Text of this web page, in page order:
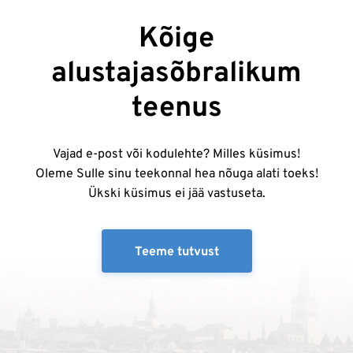
Kõige
alustajasõbralikum
teenus
Vajad e-post või kodulehte? Milles küsimus!
Oleme Sulle sinu teekonnal hea nõuga alati toeks!
Ükski küsimus ei jää vastuseta.
Teeme tutvust